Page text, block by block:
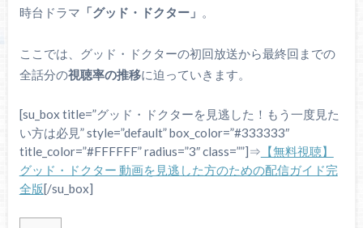
時台ドラマ 「グッド・ドクター」 。
ここでは、グッド・ドクターの初回放送から最終回までの
全話分の視聴率の推移に迫っていきます。
[su_box title=”グッド・ドクターを見逃した！もう一度見た
い方は必見” style=”default” box_color=”#333333″
title_color=”#FFFFFF” radius=”3″ class=””]⇒ 【無料視聴】
グッド・ドクター 動画を見逃した方のための配信ガイド完
全版[/su_box]